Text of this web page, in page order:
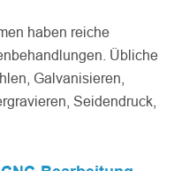
haben reiche
Übliche
Galvanisieren,
Seidendruck,